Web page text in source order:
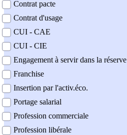
Contrat pacte
Contrat d'usage
CUI - CAE
CUI - CIE
Engagement à servir dans la réserve
Franchise
Insertion par l'activ.éco.
Portage salarial
Profession commerciale
Profession libérale